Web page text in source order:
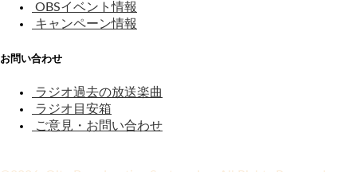
OBSイベント情報
キャンペーン情報
お問い合わせ
ラジオ過去の放送楽曲
ラジオ目安箱
ご意見・お問い合わせ